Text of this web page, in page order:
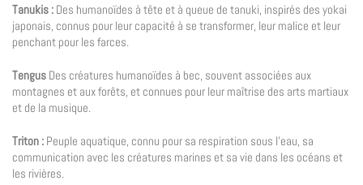
Tanukis : Des humanoïdes à tête et à queue de tanuki, inspirés des yokai
japonais, connus pour leur capacité à se transformer, leur malice et leur
penchant pour les farces.
Tengus Des créatures humanoïdes à bec, souvent associées aux
montagnes et aux forêts, et connues pour leur maîtrise des arts martiaux
et de la musique.
Triton : Peuple aquatique, connu pour sa respiration sous l’eau, sa
communication avec les créatures marines et sa vie dans les océans et
les rivières.